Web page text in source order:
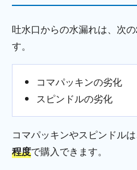
吐水口からの水漏れは、次
す。
コマパッキンの劣化
スピンドルの劣化
コマパッキンやスピンドルは
程度で購入できます。